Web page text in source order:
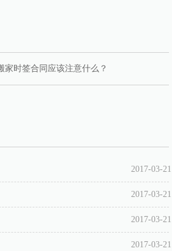
家时签合同应该注意什么？
2017-03-21
2017-03-21
2017-03-21
2017-03-21